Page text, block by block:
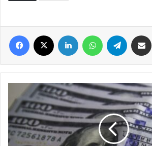
Facebook Linkedin WhatsAppTelegram
sobe
e
chega
em
R$